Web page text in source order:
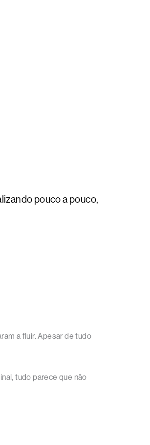
pouco a pouco,
a fluir. Apesar de tudo
tudo parece que não